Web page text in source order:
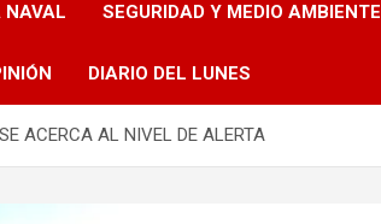
NAVAL SEGURIDAD Y MEDIO AMBIENTE
DIARIO DEL LUNES
ACERCA AL NIVEL DE ALERTA